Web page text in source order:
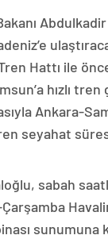
Abdulkadir
Hattı ile
hızlı
Ankara-
seyahat
sabah
sunumuna